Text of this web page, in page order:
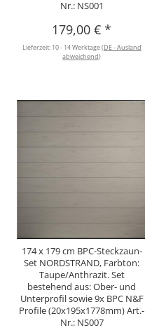
Nr.: NS001
179,00 €*
Lieferzeit: 10 - 14 Werktage(DE - Ausland
abweichend)
174 x 179 cm BPC-Steckzaun-
Set NORDSTRAND, Farbton:
Taupe/Anthrazit. Set
bestehend aus: Ober- und
Unterprofil sowie 9x BPC N&F
Profile (20x195x1778mm) Art.-
Nr.: NS007